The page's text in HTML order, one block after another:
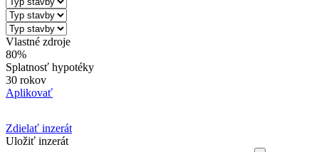
Vlastné zdroje
80%
Splatnosť hypotéky
30 rokov
Aplikovať
Zdielať inzerát
Uložiť inzerát